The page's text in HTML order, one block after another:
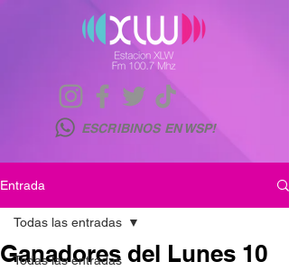
ESCRIBINOS EN WSP!
Entrada
Todas las entradas
Todas las entradas
Ganadores del Lunes 10